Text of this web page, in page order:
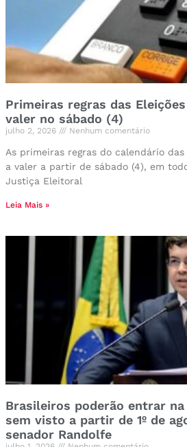
Primeiras regras das
valer no sábado (4)
julho 2, 2026 Nenhum comentário
As primeiras regras do calendário
a valer a partir de sábado (4), em
Justiça Eleitoral
Leia Mais »
Brasileiros poderão entrar na
sem visto a partir de 1º de
senador Randolfe